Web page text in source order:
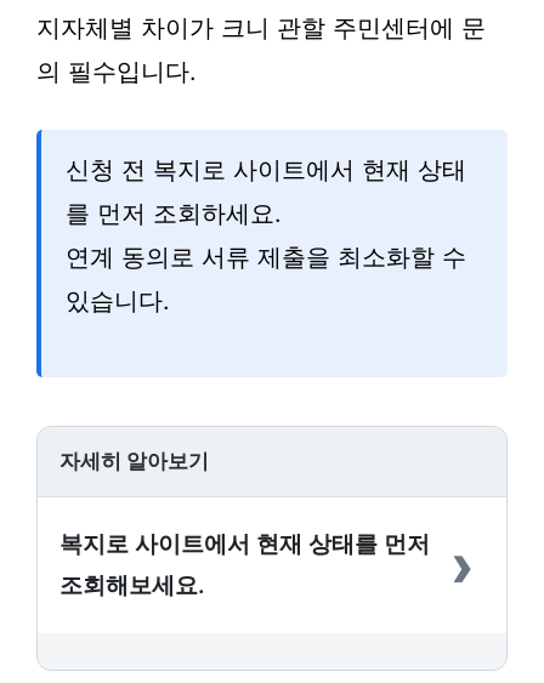
지자체별 차이가 크니 관할 주민센터에 문
의 필수입니다.
신청 전 복지로 사이트에서 현재 상태
를 먼저 조회하세요.
연계 동의로 서류 제출을 최소화할 수
있습니다.
자세히 알아보기
복지로 사이트에서 현재 상태를 먼저
조회해보세요.
›